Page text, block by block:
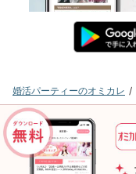
婚活パーティーのオミカレ